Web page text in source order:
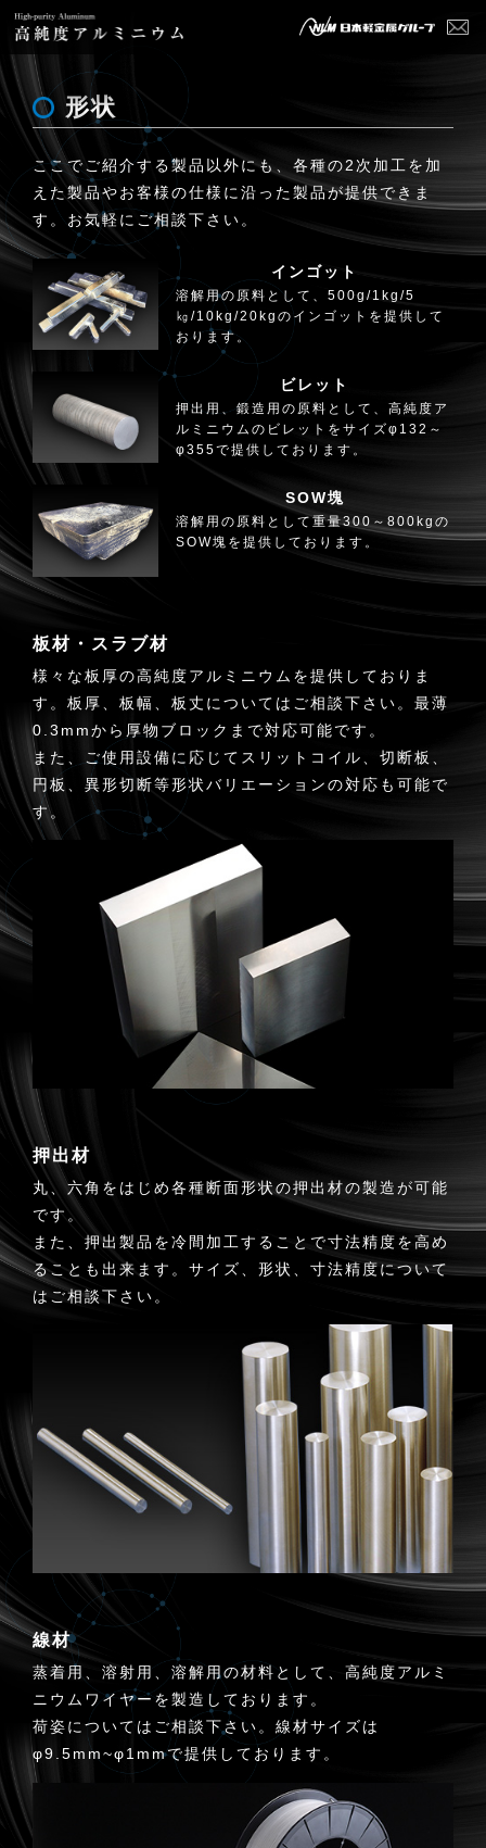
形状
ここでご紹介する製品以外にも、各種の2次加工を加
えた製品やお客様の仕様に沿った製品が提供できま
す。お気軽にご相談下さい。
インゴット
溶解用の原料として、500g/1kg/5
㎏/10kg/20kgのインゴットを提供して
おります。
ビレット
押出用、鍛造用の原料として、高純度ア
ルミニウムのビレットをサイズφ132～
φ355で提供しております。
SOW塊
溶解用の原料として重量300～800kgの
SOW塊を提供しております。
板材・スラブ材
様々な板厚の高純度アルミニウムを提供しておりま
す。板厚、板幅、板丈についてはご相談下さい。最薄
0.3mmから厚物ブロックまで対応可能です。
また、ご使用設備に応じてスリットコイル、切断板、
円板、異形切断等形状バリエーションの対応も可能で
す。
押出材
丸、六角をはじめ各種断面形状の押出材の製造が可能
です。
また、押出製品を冷間加工することで寸法精度を高め
ることも出来ます。サイズ、形状、寸法精度について
はご相談下さい。
線材
蒸着用、溶射用、溶解用の材料として、高純度アルミ
ニウムワイヤーを製造しております。
荷姿についてはご相談下さい。線材サイズは
φ9.5mm~φ1mmで提供しております。